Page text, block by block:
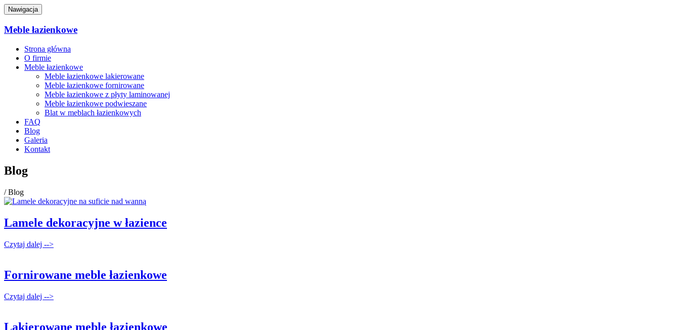
Nawigacja
Meble łazienkowe
Strona główna
O firmie
Meble łazienkowe
Meble łazienkowe lakierowane
Meble łazienkowe fornirowane
Meble łazienkowe z płyty laminowanej
Meble łazienkowe podwieszane
Blat w meblach łazienkowych
FAQ
Blog
Galeria
Kontakt
Blog
/ Blog
Lamele dekoracyjne w łazience
Czytaj dalej -->
Fornirowane meble łazienkowe
Czytaj dalej -->
Lakierowane meble łazienkowe